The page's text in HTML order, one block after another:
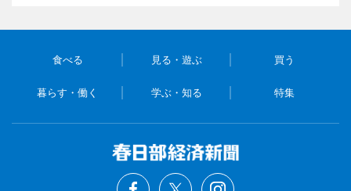
食べる 見る・遊ぶ 買う
暮らす・働く 学ぶ・知る 特集